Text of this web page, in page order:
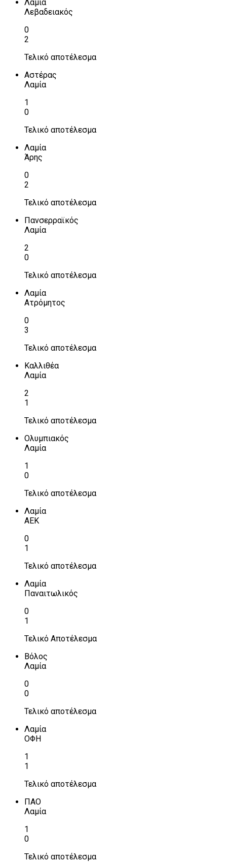
Λαμία
Λεβαδειακός
0
2
Τελικό αποτέλεσμα
Αστέρας
Λαμία
1
0
Τελικό αποτέλεσμα
Λαμία
Άρης
0
2
Τελικό αποτέλεσμα
Πανσερραϊκός
Λαμία
2
0
Τελικό αποτέλεσμα
Λαμία
Ατρόμητος
0
3
Τελικό αποτέλεσμα
Καλλιθέα
Λαμία
2
1
Τελικό αποτέλεσμα
Ολυμπιακός
Λαμία
1
0
Τελικό αποτέλεσμα
Λαμία
ΑΕΚ
0
1
Τελικό αποτέλεσμα
Λαμία
Παναιτωλικός
0
1
Τελικό Αποτέλεσμα
Βόλος
Λαμία
0
0
Τελικό αποτέλεσμα
Λαμία
ΟΦΗ
1
1
Τελικό αποτέλεσμα
ΠΑΟ
Λαμία
1
0
Τελικό αποτέλεσμα